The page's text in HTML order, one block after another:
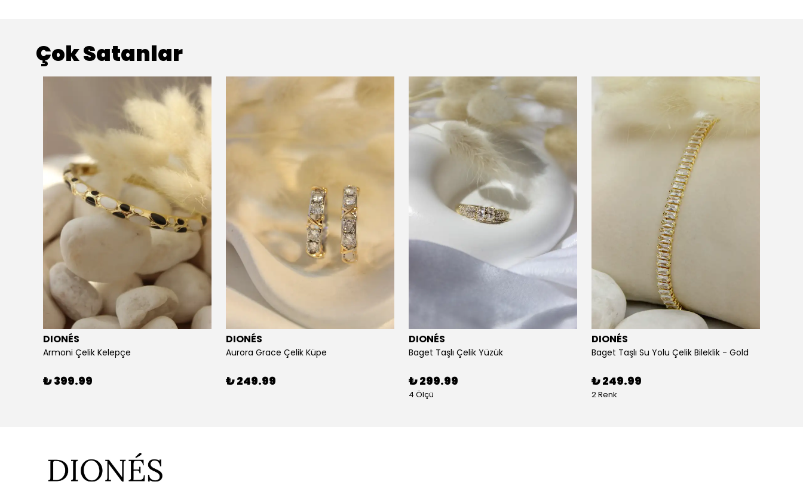
Çok Satanlar
DIONÉS
Armoni Çelik Kelepçe
₺ 399.99
DIONÉS
Aurora Grace Çelik Küpe
₺ 249.99
DIONÉS
Baget Taşlı Çelik Yüzük
₺ 299.99
4 Ölçü
DIONÉS
Baget Taşlı Su Yolu Çelik Bileklik - Gold
₺ 249.99
2 Renk